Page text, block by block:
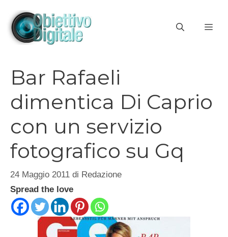
contenuto
Bar Rafaeli
dimentica Di Caprio
con un servizio
fotografico su Gq
24 Maggio 2011 di Redazione
Spread the love